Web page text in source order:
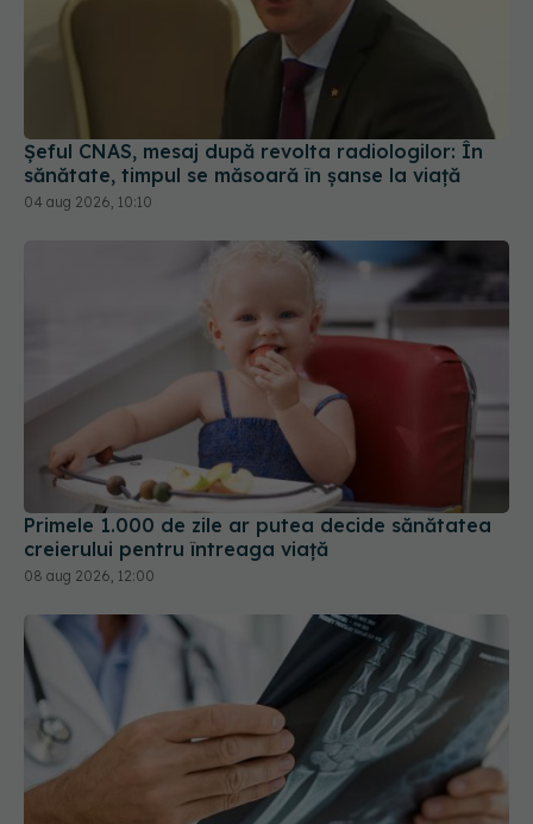
Șeful CNAS, mesaj după revolta radiologilor: În
sănătate, timpul se măsoară în șanse la viață
04 aug 2026, 10:10
Primele 1.000 de zile ar putea decide sănătatea
creierului pentru întreaga viață
08 aug 2026, 12:00